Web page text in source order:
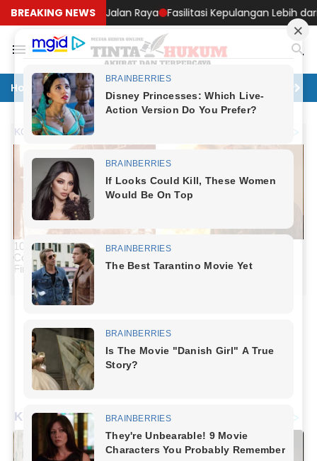
BREAKING NEWS
Latihan di Jalan Raya Fasilitasi Kepulangan Lebih dari
Home Politik Lingkungan
Tak ada hasil yang ditemukan